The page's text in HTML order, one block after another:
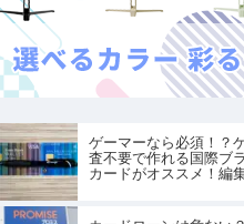
ゲーマーなら必須！？
査不要で作れる国際ブ
カードがオススメ！編